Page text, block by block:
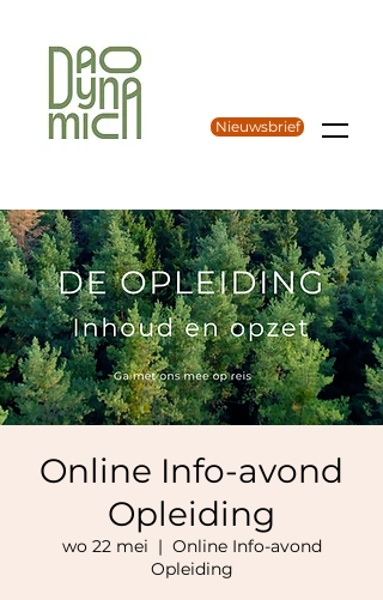
Nieuwsbrief
Online Info-avond
Opleiding
wo 22 mei
  |
Online Info-avond
Opleiding